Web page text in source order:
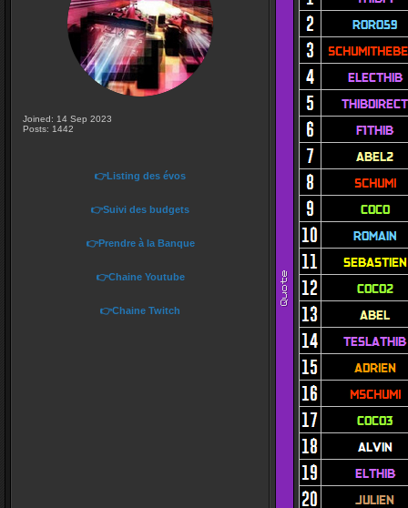
Joined: 14 Sep 2023
Posts: 1442
👉Listing des évos
👉Suivi des budgets
👉Prendre à la Banque
👉Chaine Youtube
👉Chaine Twitch